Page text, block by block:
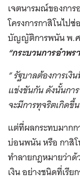
เจตนารมณ์ของกา
โครงการกาสิโนไป
บัญญัติการพนัน พ.ศ.
“กระบวนการอำพร
” รัฐบาลต้องการเงิ
แข่งขันกัน ดังนั้นกา
จะมีการทุจริตเกิดขึ้
แต่ที่ผลกระทบมากก
บ่อนพนัน หรือ กาสิ
ทำลายกฎหมายว่า
เงิน อย่างชนิดที่เรีย